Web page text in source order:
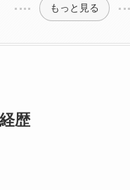
もっと見る
歴